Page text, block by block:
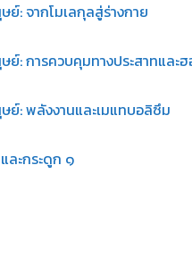
ย์: จากโมเลกุลสู่ร่างกาย
ย์: การควบคุมทางประสาทและฮ
ย์: พลังงานและเมแทบอลิซึม
ละกระดูก ๑